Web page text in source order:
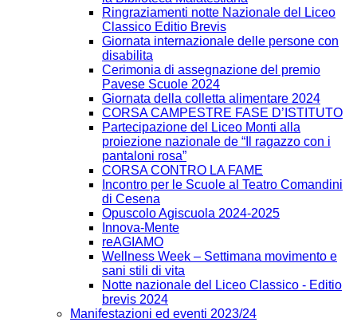
Ringraziamenti notte Nazionale del Liceo
Classico Editio Brevis
Giornata internazionale delle persone con
disabilita
Cerimonia di assegnazione del premio
Pavese Scuole 2024
Giornata della colletta alimentare 2024
CORSA CAMPESTRE FASE D’ISTITUTO
Partecipazione del Liceo Monti alla
proiezione nazionale de “Il ragazzo con i
pantaloni rosa”
CORSA CONTRO LA FAME
Incontro per le Scuole al Teatro Comandini
di Cesena
Opuscolo Agiscuola 2024-2025
Innova-Mente
reAGIAMO
Wellness Week – Settimana movimento e
sani stili di vita
Notte nazionale del Liceo Classico - Editio
brevis 2024
Manifestazioni ed eventi 2023/24